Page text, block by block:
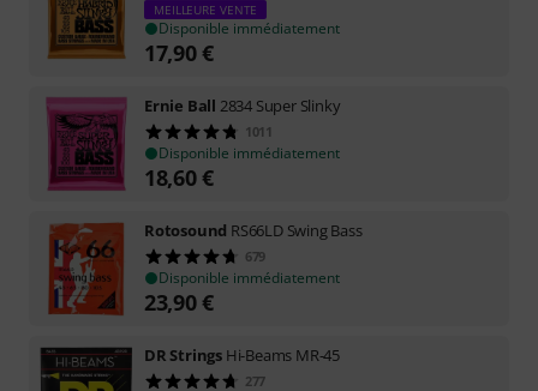
MEILLEURE VENTE
Disponible immédiatement
17,90€
Ernie Ball 2834 Super Slinky
1011
Disponible immédiatement
18,60€
Rotosound RS66LD Swing Bass
679
Disponible immédiatement
23,90€
DR Strings Hi-Beams MR-45
277